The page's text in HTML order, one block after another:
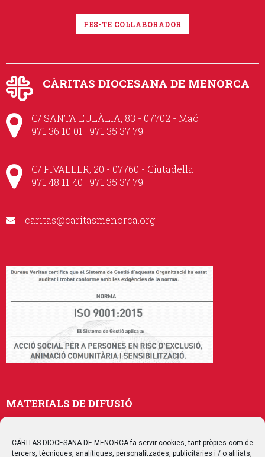
CÁRITAS DIOCESANA DE MENORCA fa servir cookies, tant pròpies com de
tercers, tècniques, analítiques, personalitzades, publicitàries i / o afiliats,
FES-TE COL·LABORADOR
CÀRITAS DIOCESANA DE MENORCA
C/ SANTA EULÀLIA, 83 - 07702 - Maó
971 36 10 01 | 971 35 37 79
C/ FIVALLER, 20 - 07760 - Ciutadella
971 48 11 40 | 971 35 37 79
caritas@caritasmenorca.org
MATERIALS DE DIFUSIÓ
Publicacions